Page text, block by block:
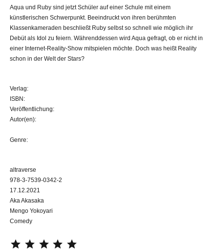
Aqua und Ruby sind jetzt Schüler auf einer Schule mit einem
künstlerischen Schwerpunkt. Beeindruckt von ihren berühmten
Klassenkameraden beschließt Ruby selbst so schnell wie möglich ihr
Debüt als Idol zu feiern. Währenddessen wird Aqua gefragt, ob er nicht in
einer Internet-Reality-Show mitspielen möchte. Doch was heißt Reality
schon in der Welt der Stars?
Verlag:
ISBN:
Veröffentlichung:
Autor(en):
Genre:
altraverse
978-3-7539-0342-2
17.12.2021
Aka Akasaka
Mengo Yokoyari
Comedy